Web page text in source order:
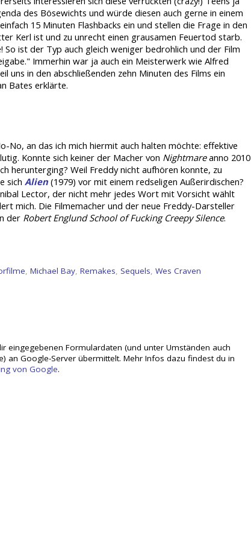
des Bösewichts und würde diesen auch gerne in einem
15 Minuten Flashbacks ein und stellen die Frage in den
Kerl ist und zu unrecht einen grausamen Feuertod starb.
ist der Typ auch gleich weniger bedrohlich und der Film
Immerhin war ja auch ein Meisterwerk wie Alfred
uns in den abschließenden zehn Minuten des Films ein
Bates erklärte.
No, an das ich mich hiermit auch halten möchte: effektive
Konnte sich keiner der Macher von Nightmareanno 2010
herunterging? Weil Freddy nicht aufhören konnte, zu
sich Alien (1979) vor mit einem redseligen Außerirdischen?
Lector, der nicht mehr jedes Wort mit Vorsicht wählt
mich. Die Filmemacher und der neue Freddy-Darsteller
der Robert Englund School of Fucking Creepy Silence.
Michael Bay Remakes Sequels Wes Craven
Formulardaten (und unter Umständen auch
an Google-Server übermittelt. Mehr Infos dazu findest du in
von Google.